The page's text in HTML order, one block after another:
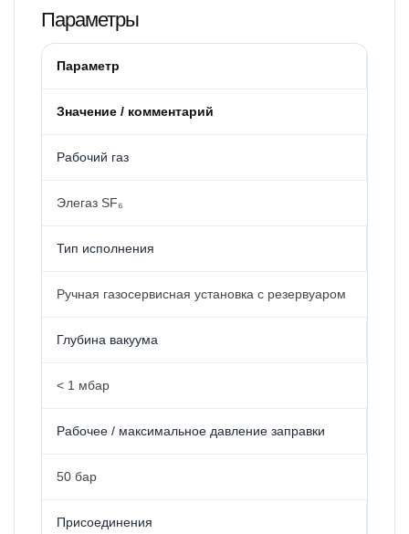
Параметры
Параметр
Значение / комментарий
Рабочий газ
Элегаз SF₆
Тип исполнения
Ручная газосервисная установка с резервуаром
Глубина вакуума
< 1 мбар
Рабочее / максимальное давление заправки
50 бар
Присоединения